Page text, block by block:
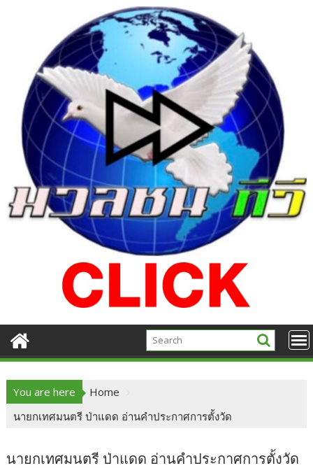
You are here
Home
นายกเทศมนตรี ป่าแดด อ่านคำประกาศการตั้งวัด
นายกเทศมนตรี ป่าแดด อ่านคำประกาศการตั้งวัด